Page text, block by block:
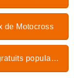
de Motocross
jeux gratuits populaires